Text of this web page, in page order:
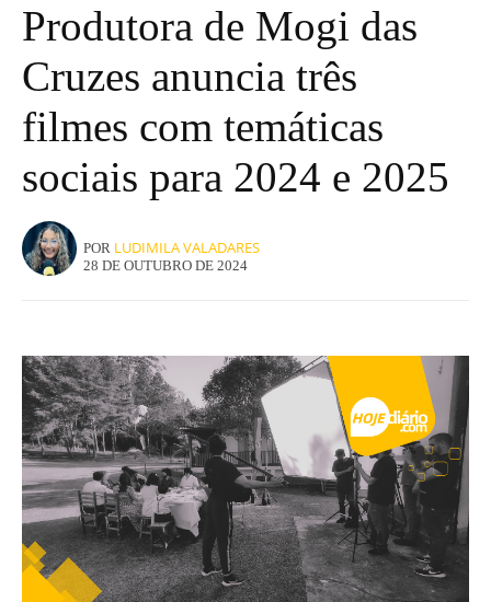
Produtora de Mogi das
Cruzes anuncia três
filmes com temáticas
sociais para 2024 e 2025
POR LUDIMILA VALADARES
28 DE OUTUBRO DE 2024